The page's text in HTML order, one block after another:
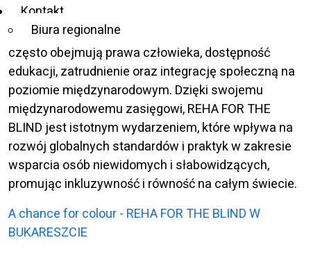
Kontakt
Biura regionalne
inicjatywy na rzecz poprawy życia osób
niewidomych i słabowidzących. Tematy konferencji
często obejmują prawa człowieka, dostępność
edukacji, zatrudnienie oraz integrację społeczną na
poziomie międzynarodowym. Dzięki swojemu
międzynarodowemu zasięgowi, REHA FOR THE
BLIND jest istotnym wydarzeniem, które wpływa na
rozwój globalnych standardów i praktyk w zakresie
wsparcia osób niewidomych i słabowidzących,
promując inkluzywność i równość na całym świecie.
A chance for colour - REHA FOR THE BLIND W
BUKARESZCIE